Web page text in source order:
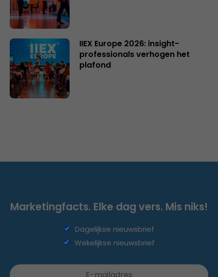
IIEX Europe 2026: insight-
professionals verhogen het
plafond
Marketingfacts. Elke dag vers. Mis niks!
Dagelijkse nieuwsbrief
Wekelijkse nieuwsbrief